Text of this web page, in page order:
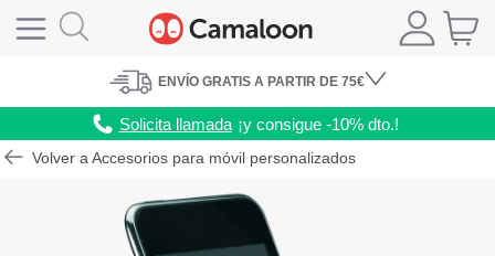
ENVÍO GRATIS A PARTIR DE 75€
Solicita llamada ¡y consigue -10% dto.!
Volver a Accesorios para móvil personalizados